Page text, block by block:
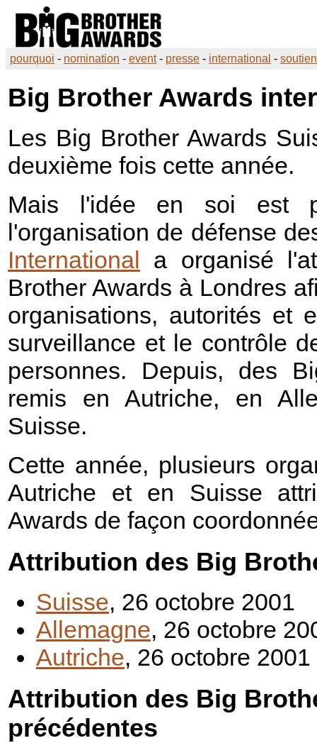
pourquoi - nomination - event- presse - international - soutien
Big Brother Awards
Les Big Brother Awards
deuxième fois cette année.
Mais l'idée en soi est
l'organisation de défense
International a organisé
Brother Awards à Londres
organisations, autorités et
surveillance et le contrôle
personnes. Depuis, des
remis en Autriche, en
Suisse.
Cette année, plusieurs
Autriche et en Suisse
Awards de façon
Attribution des Big
Suisse, 26 octobre 2001
Allemagne, 26 octobre
Autriche, 26 octobre 2001
Attribution des Big
précédentes